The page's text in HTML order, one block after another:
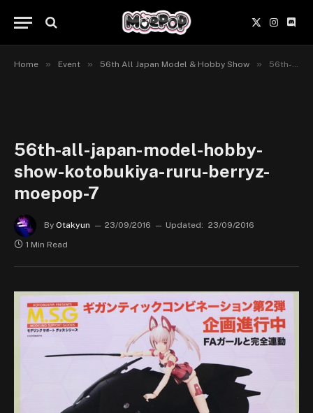
X
(Twitter)
Home » Event » 56th All Japan Model & Hobby Show » 56th-all-japan-model-hobby-show-kotobukiya-ruru-berryz-moepop-7
56th-all-japan-model-hobby-
show-kotobukiya-ruru-berryz-
moepop-7
By Otakyun 23/09/2016 Updated: 23/09/2016
1 Min Read